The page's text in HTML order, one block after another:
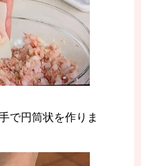
で円筒状を作りま